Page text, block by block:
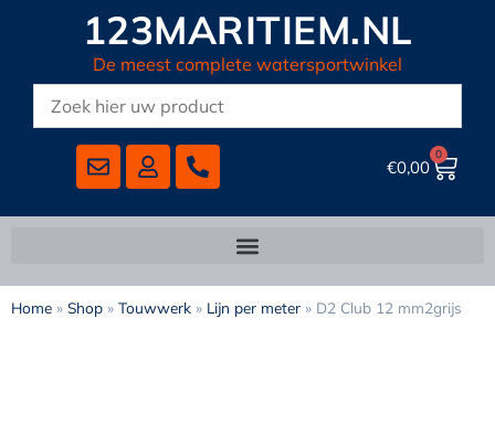
123MARITIEM.NL
De meest complete watersportwinkel
€0,00
0
Home » Shop » Touwwerk » Lijn per meter » D2 Club 12 mm2grijs